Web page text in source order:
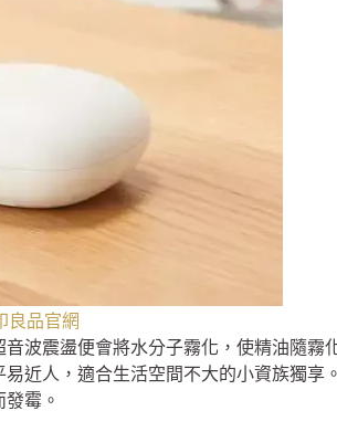
良品官網
波震盪便會將水分子霧化，使精油隨霧
近人，適合生活空間不大的小資族獨享
霉。